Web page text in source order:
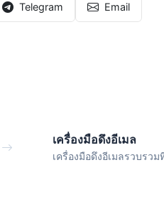
Telegram Email
เครื่องมือดึงอีเมล
เครื่องมือดึงอีเมลรวบรวม